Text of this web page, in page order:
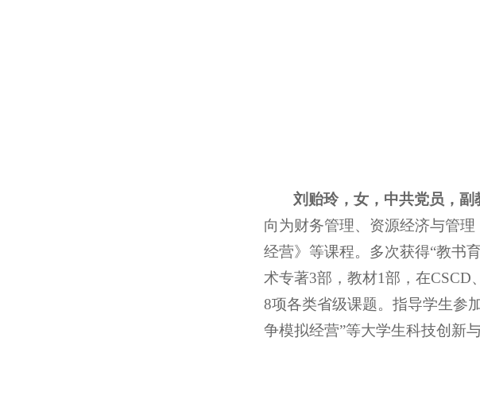
刘贻玲，女，中共党员，
向为财务管理、资源经济与管
经营》等课程。多次获得“教书
术专著3部，教材1部，在CSCD
8项各类省级课题。指导学生参
争模拟经营”等大学生科技创新